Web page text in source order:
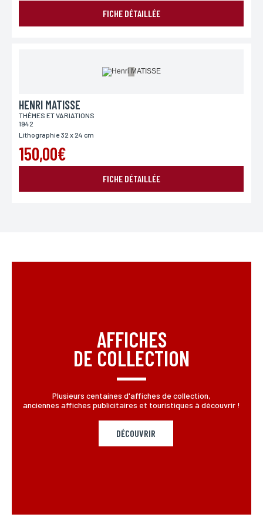
FICHE DÉTAILLÉE
HENRI MATISSE
THÈMES ET VARIATIONS
1942
Lithographie 32 x 24 cm
150,00€
FICHE DÉTAILLÉE
AFFICHES
DE COLLECTION
Plusieurs centaines d'affiches de collection,
anciennes affiches publicitaires et touristiques à découvrir !
DÉCOUVRIR